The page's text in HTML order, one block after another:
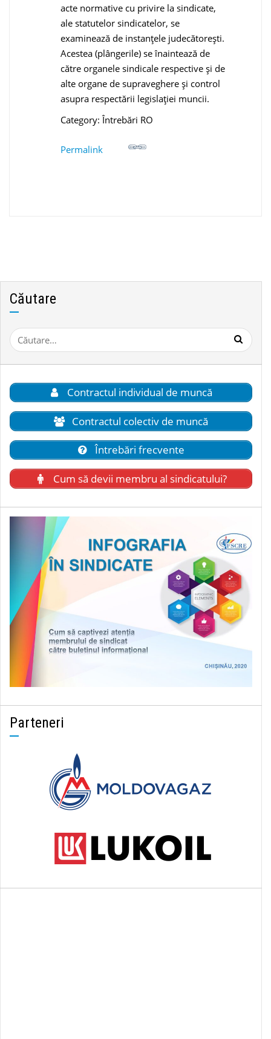
acte normative cu privire la sindicate,
ale statutelor sindicatelor, se
examinează de instanţele judecătoreşti.
Acestea (plângerile) se înaintează de
către organele sindicale respective şi de
alte organe de supraveghere şi control
asupra respectării legislaţiei muncii.
Category: Întrebări RO
Permalink
Căutare
Caută
după:
Contractul individual de muncă
Contractul colectiv de muncă
Întrebări frecvente
Cum să devii membru al sindicatului?
Parteneri